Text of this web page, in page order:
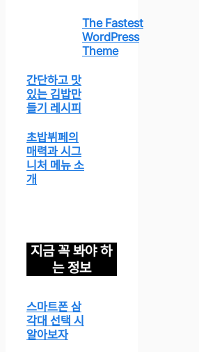
The Fastest
WordPress
Theme
간단하고 맛
있는 김밥만
들기 레시피
초밥뷔페의
매력과 시그
니처 메뉴 소
개
지금 꼭 봐야 하
는 정보
스마트폰 삼
각대 선택 시
알아보자